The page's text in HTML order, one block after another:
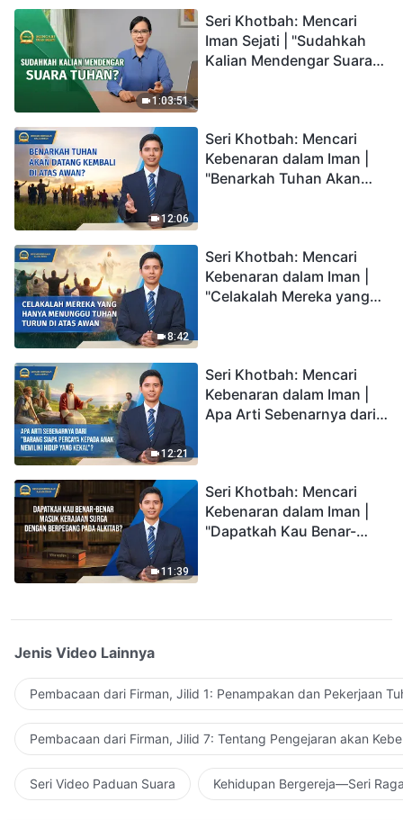
1:03:51
Seri Khotbah: Mencari
Iman Sejati | "Sudahkah
Kalian Mendengar Suara
12:06
Seri Khotbah: Mencari
Kebenaran dalam Iman |
"Benarkah Tuhan Akan
8:42
Seri Khotbah: Mencari
Kebenaran dalam Iman |
"Celakalah Mereka yang
12:21
Seri Khotbah: Mencari
Kebenaran dalam Iman |
Apa Arti Sebenarnya dari
11:39
Seri Khotbah: Mencari
Kebenaran dalam Iman |
"Dapatkah Kau Benar-
Jenis Video Lainnya
Pembacaan dari Firman, Jilid 1: Penampakan dan Pekerjaan
Pembacaan dari Firman, Jilid 7: Tentang Pengejaran akan
Seri Video Paduan Suara Kehidupan Bergereja—Seri